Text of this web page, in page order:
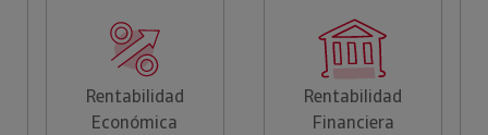
Rentabilidad
Económica
Rentabilidad
Financiera